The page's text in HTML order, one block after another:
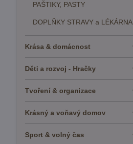
PAŠTIKY, PASTY
DOPLŇKY STRAVY a LÉKÁRNA
Krása & domácnost
Děti a rozvoj - Hračky
Tvoření & organizace
Krásný a voňavý domov
Sport & volný čas